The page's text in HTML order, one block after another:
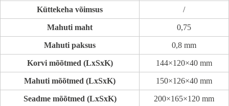
Küttekeha võimsus /
Mahuti maht 0,75
Mahuti paksus 0,8 mm
Korvi mõõtmed (LxSxK) 144×120×40 mm
Mahuti mõõtmed (LxSxK) 150×126×40 mm
Seadme mõõtmed (LxSxK) 200×165×120 mm